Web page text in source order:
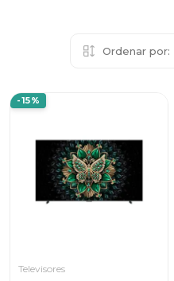
Ordenar por:
-15%
Televisores